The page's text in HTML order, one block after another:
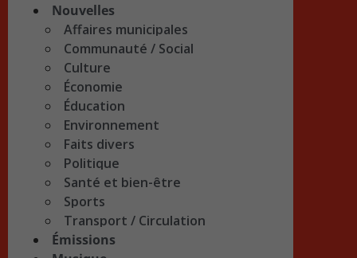
Nouvelles
Affaires municipales
Communauté / Social
Culture
Économie
Éducation
Environnement
Faits divers
Politique
Santé et bien-être
Sports
Transport / Circulation
Émissions